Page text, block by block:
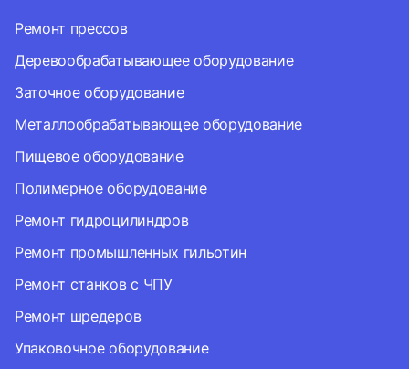
Ремонт прессов
Деревообрабатывающее оборудование
Заточное оборудование
Металлообрабатывающее оборудование
Пищевое оборудование
Полимерное оборудование
Ремонт гидроцилиндров
Ремонт промышленных гильотин
Ремонт станков с ЧПУ
Ремонт шредеров
Упаковочное оборудование